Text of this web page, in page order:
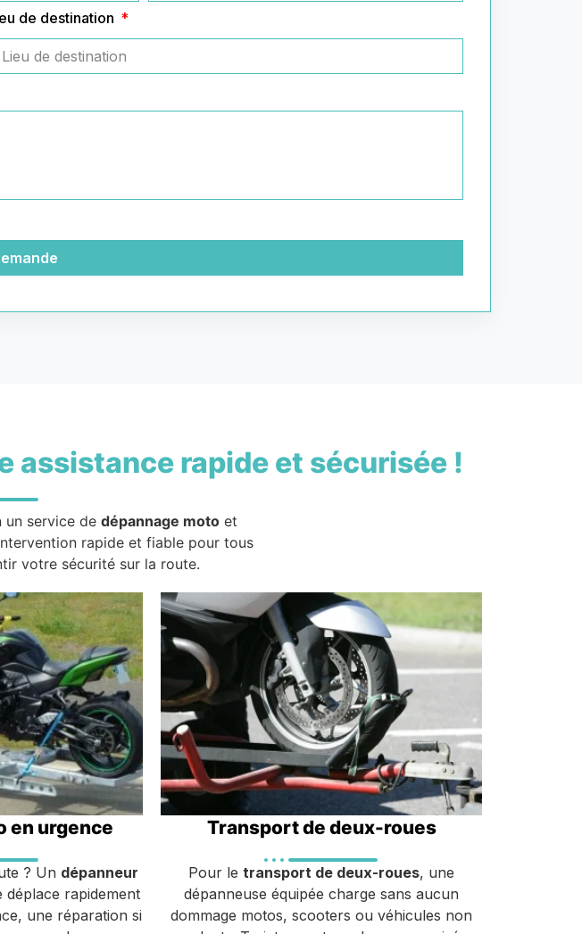
de destination
assistance rapide et sécurisée !
service de dépannage motoet
rapide et fiable pour tous
votre sécurité sur la route.
en urgence
? Un dépanneur
déplace rapidement
une réparation si
Transport de deux-roues
Pour le transport de deux-roues, une
dépanneuse équipée charge sans aucun
dommage motos, scooters ou véhicules non